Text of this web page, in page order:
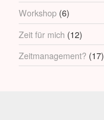
Workshop (6)
Zeit für mich (12)
Zeitmanagement? (17)